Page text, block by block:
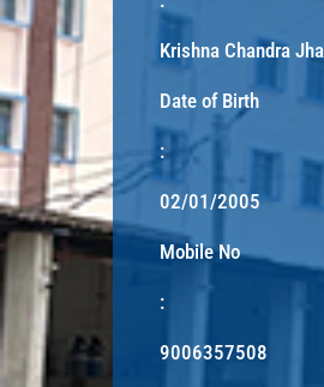
Krishna Chandra Jha
Date of Birth
:
02/01/2005
Mobile No
:
9006357508